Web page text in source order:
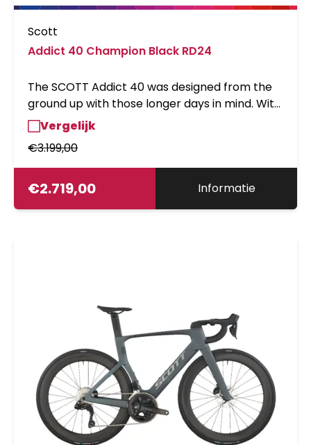
Scott
Addict 40 Champion Black RD24
The SCOTT Addict 40 was designed from the
ground up with those longer days in mind. With
geometry that is less focused on racing and
more on enduring, this bike is yearning to eat
up some miles!Please note that bike
specifications are subject to change without
prior notice
Vergelijk
€3.199,00
€2.719,00 Informatie